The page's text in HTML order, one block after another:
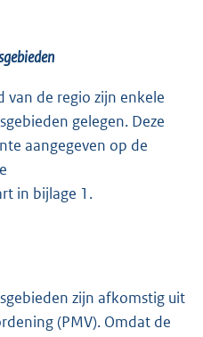
van de regio zijn enkele
gelegen. Deze
aangegeven op de
in bijlage 1.
zijn afkomstig uit
(PMV). Omdat de